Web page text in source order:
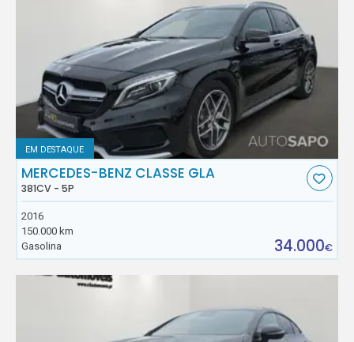
EM DESTAQUE
MERCEDES-BENZ CLASSE GLA
381CV - 5P
2016
150.000 km
Gasolina
34.000€